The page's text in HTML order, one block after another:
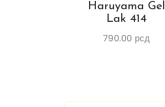
Haruyama Gel
Lak 414
790.00 рсд